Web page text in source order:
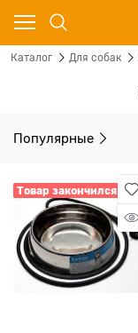
Каталог Для собак
Популярные
Товар закончился